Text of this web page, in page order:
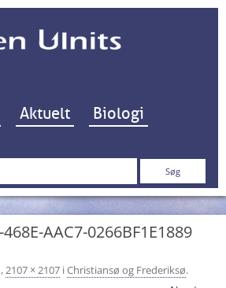
Hop til indhold
Aktuelt Biologi
AAC7-0266BF1E1889
,2107 × 2107 iChristiansø og Frederiksø.